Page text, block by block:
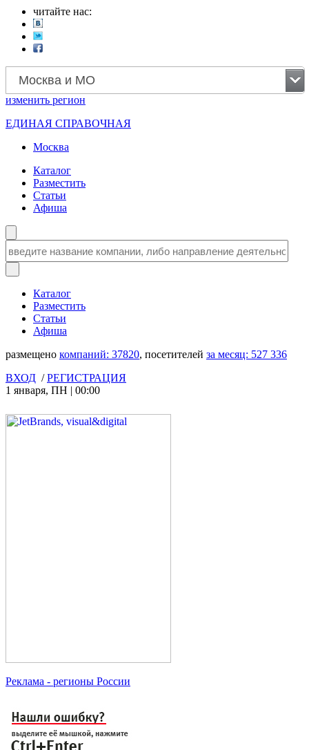
читайте нас:
Москва и МО
изменить регион
ЕДИНАЯ СПРАВОЧНАЯ
Москва
Каталог
Разместить
Статьи
Афиша
Каталог
Разместить
Статьи
Афиша
размещено компаний: 37820, посетителей за месяц: 527 336
ВХОД /РЕГИСТРАЦИЯ
1 января, ПН | 00:00
Реклама - регионы России